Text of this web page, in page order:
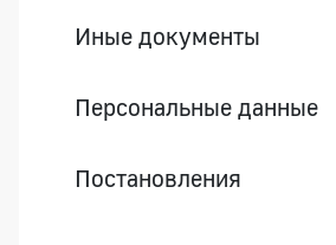
Иные документы
Персональные данные
Постановления